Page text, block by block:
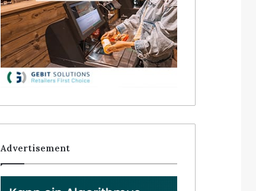
Advertisement